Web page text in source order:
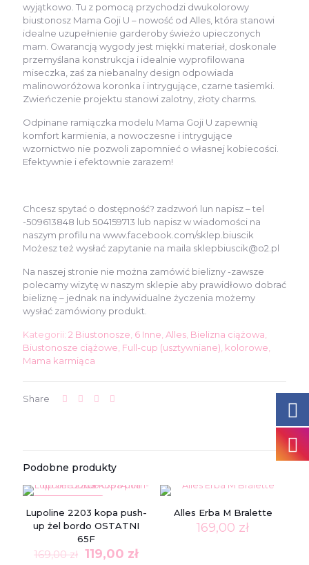
wyjątkowo. Tu z pomocą przychodzi dwukolorowy
biustonosz Mama Goji U – nowość od Alles, która stanowi
idealne uzupełnienie garderoby świeżo upieczonych
mam. Gwarancją wygody jest miękki materiał, doskonale
przemyślana konstrukcja i idealnie wyprofilowana
miseczka, zaś za niebanalny design odpowiada
malinoworóżowa koronka i intrygujące, czarne tasiemki.
Zwieńczenie projektu stanowi zalotny, złoty charms.
Odpinane ramiączka modelu Mama Goji U zapewnią
komfort karmienia, a nowoczesne i intrygujące
wzornictwo nie pozwoli zapomnieć o własnej kobiecości.
Efektywnie i efektownie zarazem!
Chcesz spytać o dostępność? zadzwoń lun napisz – tel
-509613848 lub 504159713 lub napisz w wiadomości na
naszym profilu na www.facebook.com/sklep.biuscik
Możesz też wysłać zapytanie na maila sklepbiuscik@o2.pl
Na naszej stronie nie można zamówić bielizny -zawsze
polecamy wizytę w naszym sklepie aby prawidłowo dobrać
bieliznę – jednak na indywidualne życzenia możemy
wysłać zamówiony produkt.
Kategorii: 2 Biustonosze 6 Inne Alles Bielizna ciążowa
Biustonosze ciążowe Full-cup (usztywniane) kolorowe
Mama karmiąca
Share
Podobne produkty
Lupoline 2203 kopa push-
up żel bordo OSTATNI
65F
169,00zł Pierwotna
119,00 złAktualna
Alles Erba M Bralette
169,00 zł